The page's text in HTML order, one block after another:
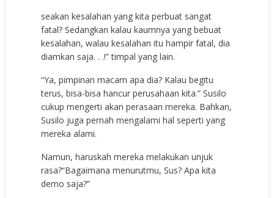
seakan kesalahan yang kita perbuat sangat
fatal? Sedangkan kalau kaumnya yang bebuat
kesalahan, walau kesalahan itu hampir fatal, dia
diamkan saja. . .!” timpal yang lain.
“Ya, pimpinan macam apa dia? Kalau begitu
terus, bisa-bisa hancur perusahaan kita.” Susilo
cukup mengerti akan perasaan mereka. Bahkan,
Susilo juga pernah mengalami hal seperti yang
mereka alami.
Namun, haruskah mereka melakukan unjuk
rasa?“Bagaimana menurutmu, Sus? Apa kita
demo saja?”